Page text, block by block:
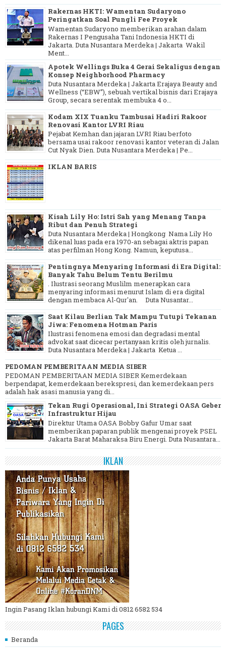
Rakernas HKTI: Wamentan Sudaryono
Peringatkan Soal Pungli Fee Proyek
Wamentan Sudaryono memberikan arahan dalam
Rakernas I Pengusaha Tani Indonesia HKTI di
Jakarta. Duta Nusantara Merdeka | Jakarta Wakil
Ment...
Apotek Wellings Buka 4 Gerai Sekaligus dengan
Konsep Neighborhood Pharmacy
Duta Nusantara Merdeka | Jakarta Erajaya Beauty and
Wellness (“EBW”), sebuah vertikal bisnis dari Erajaya
Group, secara serentak membuka 4 o...
Kodam XIX Tuanku Tambusai Hadiri Rakoor
Renovasi Kantor LVRI Riau
Pejabat Kemhan dan jajaran LVRI Riau berfoto
bersama usai rakoor renovasi kantor veteran di Jalan
Cut Nyak Dien. Duta Nusantara Merdeka | Pe...
IKLAN BARIS
Kisah Lily Ho: Istri Sah yang Menang Tanpa
Ribut dan Penuh Strategi
Duta Nusantara Merdeka | Hongkong Nama Lily Ho
dikenal luas pada era 1970-an sebagai aktris papan
atas perfilman Hong Kong. Namun, keputusa...
Pentingnya Menyaring Informasi di Era Digital:
Banyak Tahu Belum Tentu Berilmu
. Ilustrasi seorang Muslilm menerapkan cara
menyaring informasi menurut Islam di era digital
dengan membaca Al-Qur'an. Duta Nusantar...
Saat Kilau Berlian Tak Mampu Tutupi Tekanan
Jiwa: Fenomena Hotman Paris
Ilustrasi fenomena emosi dan degradasi mental
advokat saat dicecar pertanyaan kritis oleh jurnalis.
Duta Nusantara Merdeka | Jakarta Ketua ...
PEDOMAN PEMBERITAAN MEDIA SIBER
PEDOMAN PEMBERITAAN MEDIA SIBER Kemerdekaan
berpendapat, kemerdekaan berekspresi, dan kemerdekaan pers
adalah hak asasi manusia yang di...
Tekan Rugi Operasional, Ini Strategi OASA Geber
Infrastruktur Hijau
Direktur Utama OASA Bobby Gafur Umar saat
memberikan paparan publik mengenai proyek PSEL
Jakarta Barat Maharaksa Biru Energi. Duta Nusantara...
IKLAN
Ingin Pasang Iklan hubungi Kami di 0812 6582 534
PAGES
Beranda